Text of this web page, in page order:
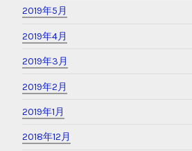
2019年5月
2019年4月
2019年3月
2019年2月
2019年1月
2018年12月